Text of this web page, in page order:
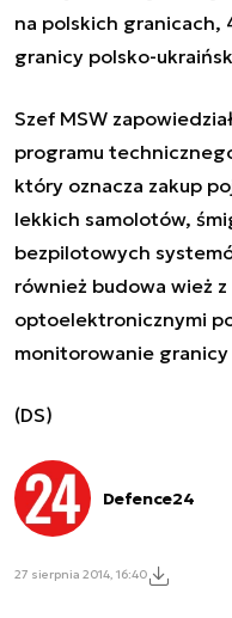
na polskich granicach,
granicy polsko-
Szef MSW
programu
który oznacza zakup
lekkich samolotów,
bezpilotowych
również budowa wież z
optoelektronicznymi
monitorowanie
(DS)
Defence24
27 sierpnia 2014, 16:40